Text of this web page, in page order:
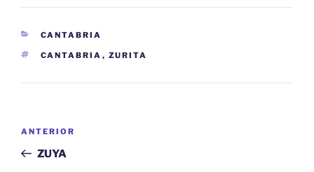
CATEGORÍAS
CANTABRIA
ETIQUETAS
CANTABRIA , ZURITA
entradas
Entrada
anterior:
ANTERIOR
ZUYA